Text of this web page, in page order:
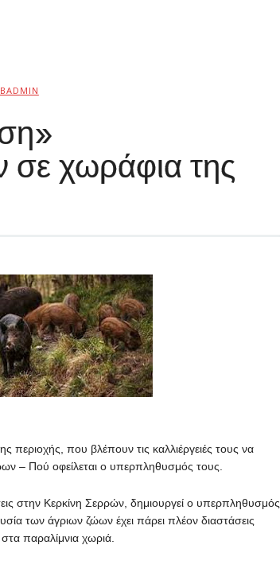
σε χωράφια της
που βλέπουν τις καλλιέργειές τους να
– Πού οφείλεται ο υπερπληθυσμός τους.
στην Κερκίνη Σερρών, δημιουργεί ο υπερπληθυσμός
των άγριων ζώων έχει πάρει πλέον διαστάσεις
παραλίμνια χωριά.